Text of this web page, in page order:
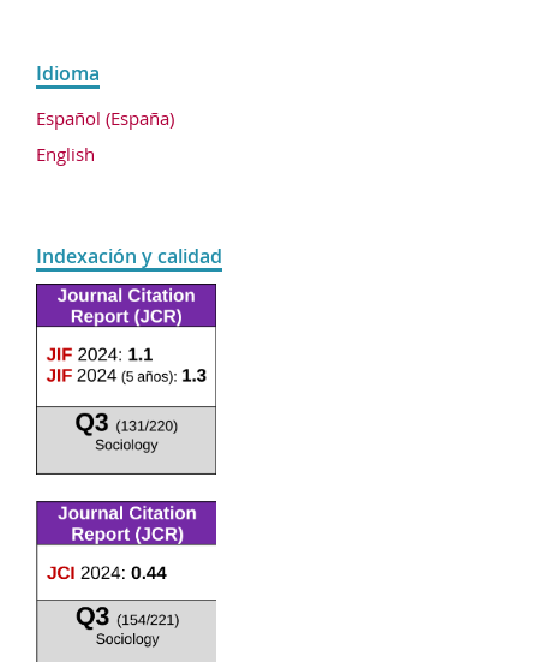
Idioma
Español (España)
English
Indexación y calidad